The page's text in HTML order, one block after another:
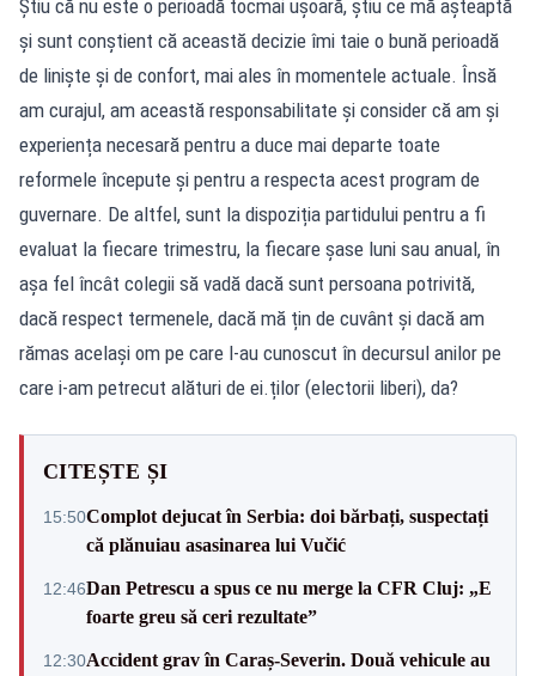
Știu că nu este o perioadă tocmai ușoară, știu ce mă așteaptă
și sunt conștient că această decizie îmi taie o bună perioadă
de liniște și de confort, mai ales în momentele actuale. Însă
am curajul, am această responsabilitate și consider că am și
experiența necesară pentru a duce mai departe toate
reformele începute și pentru a respecta acest program de
guvernare. De altfel, sunt la dispoziția partidului pentru a fi
evaluat la fiecare trimestru, la fiecare șase luni sau anual, în
așa fel încât colegii să vadă dacă sunt persoana potrivită,
dacă respect termenele, dacă mă țin de cuvânt și dacă am
rămas același om pe care l-au cunoscut în decursul anilor pe
care i-am petrecut alături de ei.ților (electorii liberi), da?
CITEȘTE ȘI
15:50Complot dejucat în Serbia: doi bărbați, suspectați
că plănuiau asasinarea lui Vučić
12:46Dan Petrescu a spus ce nu merge la CFR Cluj: „E
foarte greu să ceri rezultate”
12:30Accident grav în Caraș-Severin. Două vehicule au